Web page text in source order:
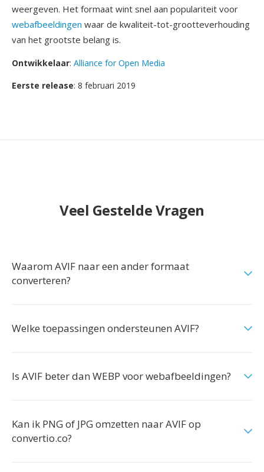
weergeven. Het formaat wint snel aan populariteit voor
webafbeeldingen waar de kwaliteit-tot-grootteverhouding
van het grootste belang is.
Ontwikkelaar: Alliance for Open Media
Eerste release: 8 februari 2019
Veel Gestelde Vragen
Waarom AVIF naar een ander formaat
converteren?
Welke toepassingen ondersteunen AVIF?
Is AVIF beter dan WEBP voor webafbeeldingen?
Kan ik PNG of JPG omzetten naar AVIF op
convertio.co?